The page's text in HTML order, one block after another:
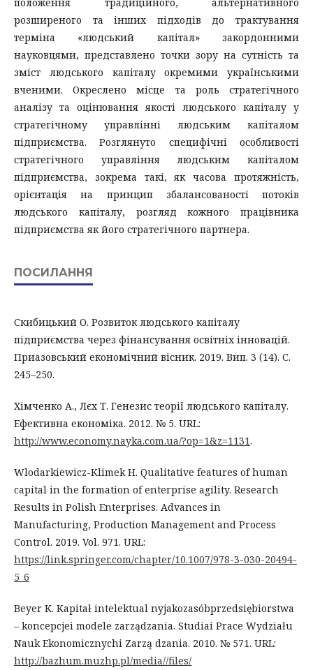
розширеного та інших підходів до трактування
терміна «людський капітал» закордонними
науковцями, представлено точки зору на сутність та
зміст людського капіталу окремими українськими
вченими. Окреслено місце та роль стратегічного
аналізу та оцінювання якості людського капіталу у
стратегічному управлінні людським капіталом
підприємства. Розглянуто специфічні особливості
стратегічного управління людським капіталом
підприємства, зокрема такі, як часова протяжність,
орієнтація на принцип збалансованості потоків
людського капіталу, розгляд кожного працівника
підприємства як його стратегічного партнера.
ПОСИЛАННЯ
Скибицький О. Розвиток людського капіталу
підприємства через фінансування освітніх інновацій.
Приазовський економічний вісник. 2019. Вип. 3 (14). С.
245–250.
Хімченко А., Лєх Т. Генезис теорії людського капіталу.
Ефективна економіка. 2012. № 5. URL:
http://www.economy.nayka.com.ua/?op=1&z=1131.
Wlodarkiewicz-Klimek H. Qualitative features of human
capital in the formation of enterprise agility. Research
Results in Polish Enterprises. Advances in
Manufacturing, Production Management and Process
Control. 2019. Vol. 971. URL:
https://link.springer.com/chapter/10.1007/978-3-030-20494-
5_6
Beyer K. Kapitał intelektual nyjakozasóbprzedsiębiorstwa
– koncepcjei modele zarządzania. Studiai Prace Wydziału
Nauk Ekonomicznychi Zarzą dzania. 2010. № 571. URL:
http://bazhum.muzhp.pl/media//files/